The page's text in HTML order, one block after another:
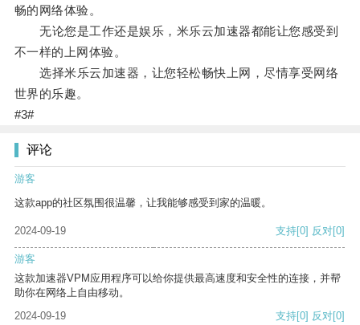
畅的网络体验。
无论您是工作还是娱乐，米乐云加速器都能让您感受到
不一样的上网体验。
选择米乐云加速器，让您轻松畅快上网，尽情享受网络
世界的乐趣。
#3#
评论
游客
这款app的社区氛围很温馨，让我能够感受到家的温暖。
2024-09-19 支持[0] 反对[0]
游客
这款加速器VPM应用程序可以给你提供最高速度和安全性的连接，并帮
助你在网络上自由移动。
2024-09-19
支持[0] 反对[0]